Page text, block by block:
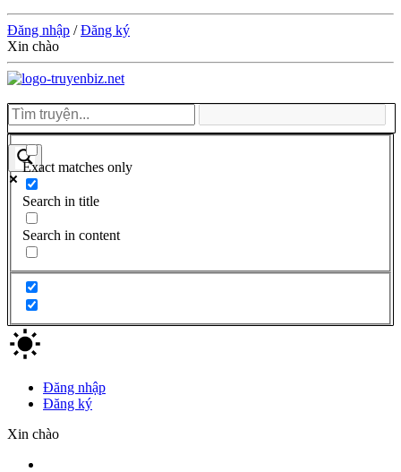
Đăng nhập /Đăng ký
Xin chào
Exact matches only
Search in title
Search in content
Đăng nhập
Đăng ký
Xin chào